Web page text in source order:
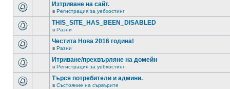
Изтриване на сайт.
в Регистрация за уебхостинг
THIS_SITE_HAS_BEEN_DISABLED
в Разни
Честита Нова 2016 година!
в Разни
Итриване/прехвърляне на домейн
в Регистрация за уебхостинг
Търся потребители и админи.
в Състояние на сървърите